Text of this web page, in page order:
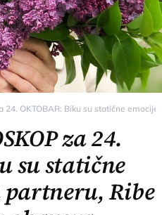
24. OKTOBAR: Biku su statične
za 24.
su statične
partneru, Ribe